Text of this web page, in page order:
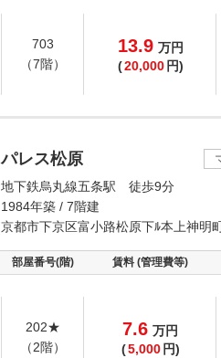
703
（7階）
13.9 万円
(20,000 円)
パレス松原
地下鉄烏丸線五条駅 徒歩9分
1984年築 / 7階建
京都市下京区富小路松原下ﾙ本上神明
部屋番号(階) 賃料 (管理費等)
202★
（2階）
7.6 万円
(5,000 円)